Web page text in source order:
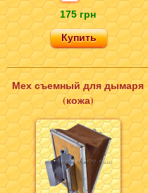
175 грн
Мех съемный для дымаря
(кожа)